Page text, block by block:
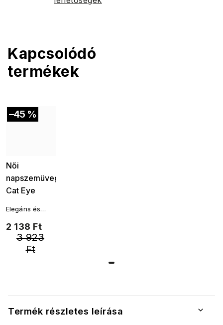
Termék részletes leírása
Kapcsolódó
termékek
Akció
–45 %
Női
napszemüveg,
Cat Eye
fekete, kék
színezett
lencsével
9001399-77
3 923
Ft
2 138 Ft
Elegáns és
finoman
szokatlan és
időtlenül
önbizalmához.